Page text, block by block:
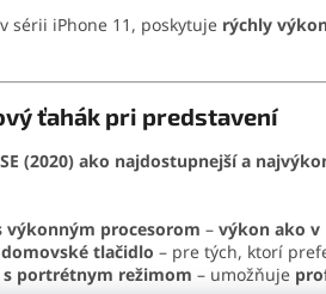
sérii iPhone 11, poskytuje rýchly
ťahák pri predstavení
(2020) ako najdostupnejší a
výkonným procesorom – výkon ako v
tlačidlo – pre tých, ktorí
portrétnym režimom – umožňuje